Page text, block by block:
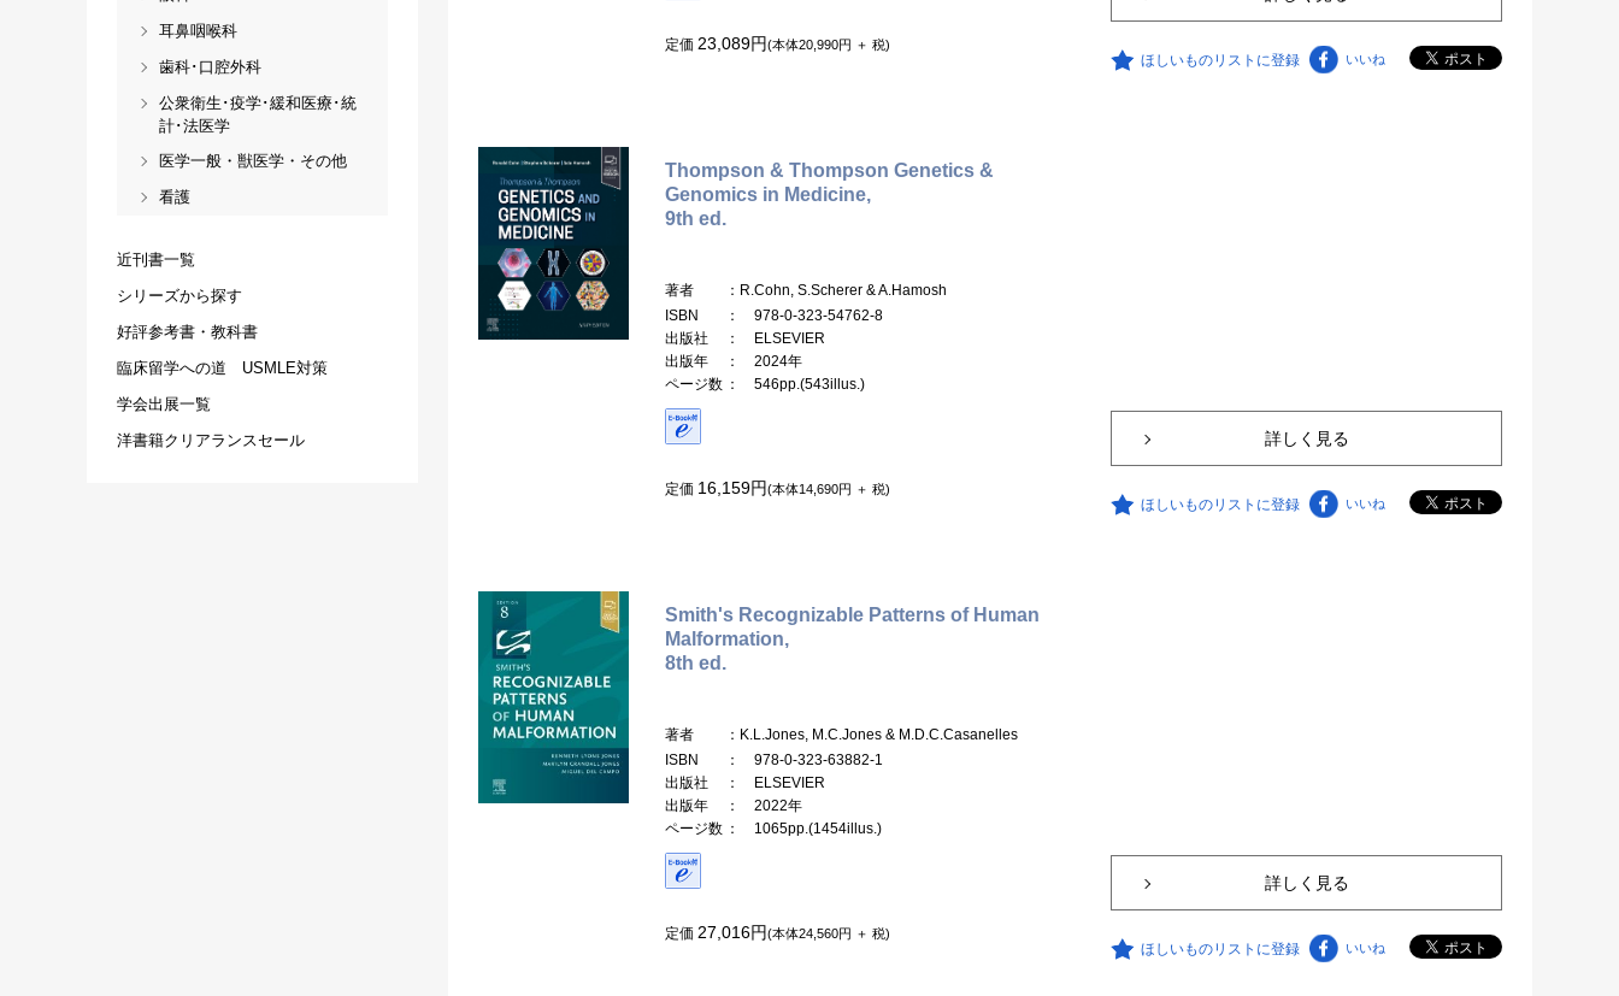
定価 23,089円(本体20,990円 ＋ 税)
ほしいものリストに登録 いいね
Thompson & Thompson Genetics &
Genomics in Medicine,
9th ed.
著者
：R.Cohn, S.Scherer & A.Hamosh
ISBN
： 978-0-323-54762-8
出版社
： ELSEVIER
出版年
： 2024年
ページ数 ： 546pp.(543illus.)
定価 16,159円(本体14,690円 ＋ 税)
詳しく見る
ほしいものリストに登録 いいね
Smith's Recognizable Patterns of Human
Malformation,
8th ed.
著者
：K.L.Jones, M.C.Jones & M.D.C.Casanelles
ISBN
： 978-0-323-63882-1
出版社
： ELSEVIER
出版年
： 2022年
ページ数 ： 1065pp.(1454illus.)
定価 27,016円(本体24,560円 ＋ 税)
詳しく見る
ほしいものリストに登録 いいね
耳鼻咽喉科
歯科･口腔外科
公衆衛生･疫学･緩和医療･統
計･法医学
医学一般・獣医学・その他
看護
近刊書一覧
シリーズから探す
好評参考書・教科書
臨床留学への道 USMLE対策
学会出展一覧
洋書籍クリアランスセール